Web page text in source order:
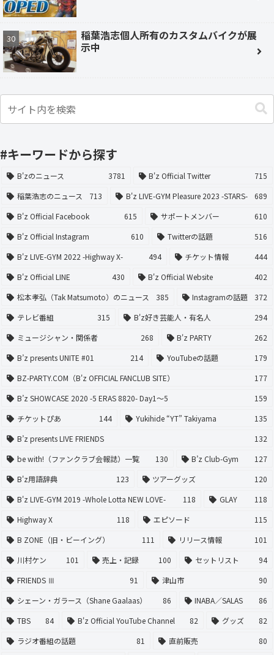
稲葉浩志個人所有のカスタムバイクが展
示中
#キーワードから探す
B'zのニュース 3781 B'z Official Twitter
715
稲葉浩志のニュース
713 B'z LIVE-GYM Pleasure 2023 -STARS-
689
B'z Official Facebook
615 サポートメンバー
610
B'z Official Instagram
610 Twitterの話題
516
B'z LIVE-GYM 2022 -Highway X-
494 チケット情報
444
B'z Official LINE
430 B'z Official Website
402
松本孝弘（Tak Matsumoto）のニュース
385 Instagramの話題
372
テレビ番組
315 B'z好き芸能人・有名人
294
ミュージシャン・関係者
268 B'z PARTY
262
B’z presents UNITE #01
214 YouTubeの話題
179
BZ-PARTY.COM（B'z OFFICIAL FANCLUB SITE）
177
B’z SHOWCASE 2020 -5 ERAS 8820- Day1〜5
159
チケットぴあ
144 Yukihide “YT” Takiyama
135
B’z presents LIVE FRIENDS
132
be with!（ファンクラブ会報誌）一覧
130 B’z Club-Gym
127
B'z用語辞典
123 ツアーグッズ
120
B'z LIVE-GYM 2019 -Whole Lotta NEW LOVE-
118 GLAY
118
Highway X
118 エピソード
115
B ZONE（旧・ビーイング）
111 リリース情報
101
川村ケン
101 売上・記録 100 セットリスト
94
FRIENDS Ⅲ
91 津山市
90
シェーン・ガラース（Shane Gaalaas）
86 INABA／SALAS
86
TBS
84 B'z Official YouTube Channel 82 グッズ
82
ラジオ番組の話題
81 直前販売
80